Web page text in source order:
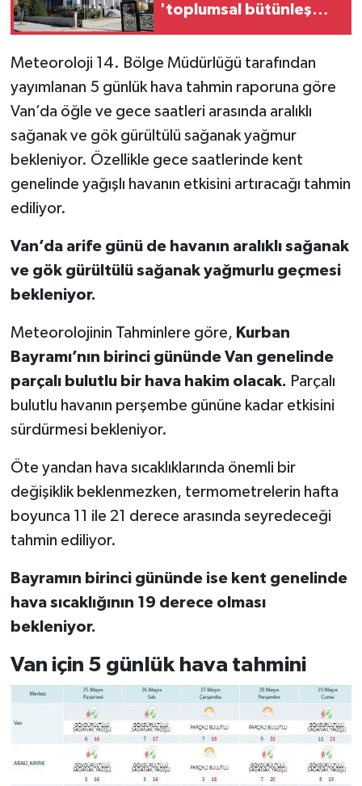
'toplumsal bütünleşme'
Meteoroloji 14. Bölge Müdürlüğü tarafından
yayımlanan 5 günlük hava tahmin raporuna göre
Van’da öğle ve gece saatleri arasında aralıklı
sağanak ve gök gürültülü sağanak yağmur
bekleniyor. Özellikle gece saatlerinde kent
genelinde yağışlı havanın etkisini artıracağı tahmin
ediliyor.
Van’da arife günü de havanın aralıklı sağanak
ve gök gürültülü sağanak yağmurlu geçmesi
bekleniyor.
Meteorolojinin Tahminlere göre, Kurban
Bayramı’nın birinci gününde Van genelinde
parçalı bulutlu bir hava hakim olacak. Parçalı
bulutlu havanın perşembe gününe kadar etkisini
sürdürmesi bekleniyor.
Öte yandan hava sıcaklıklarında önemli bir
değişiklik beklenmezken, termometrelerin hafta
boyunca 11 ile 21 derece arasında seyredeceği
tahmin ediliyor.
Bayramın birinci gününde ise kent genelinde
hava sıcaklığının 19 derece olması
bekleniyor.
Van için 5 günlük hava tahmini